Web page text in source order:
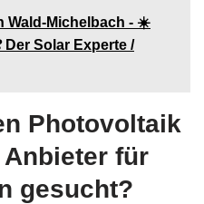
Wald-Michelbach - ☀️
Solar Experte /
Photovoltaik
für
gesucht?